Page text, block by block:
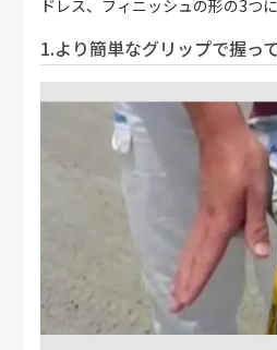
ドレス、フィニッシュの形の3つ
1.より簡単なグリップで握っ